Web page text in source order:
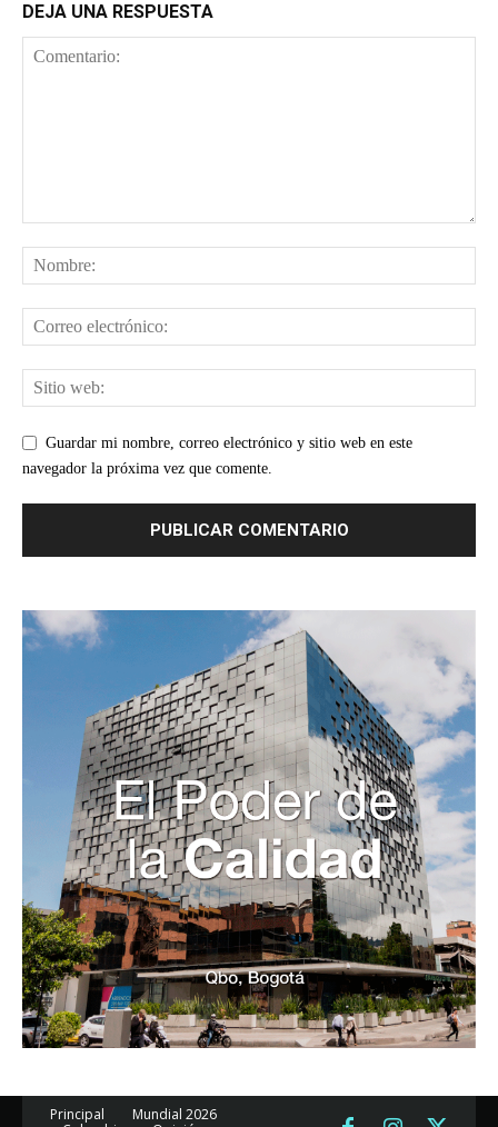
DEJA UNA RESPUESTA
Guardar mi nombre, correo electrónico y sitio web en este
navegador la próxima vez que comente.
Principal
Mundial 2026